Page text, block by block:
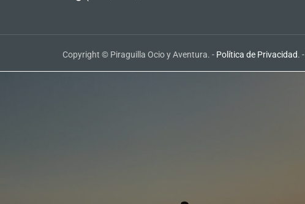
Copyright © Piraguilla Ocio y Aventura. - Política de Privacidad. -